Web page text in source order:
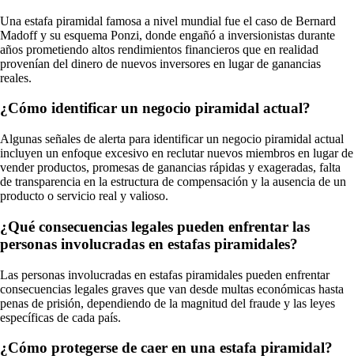
Una estafa piramidal famosa a nivel mundial fue el caso de Bernard
Madoff y su esquema Ponzi, donde engañó a inversionistas durante
años prometiendo altos rendimientos financieros que en realidad
provenían del dinero de nuevos inversores en lugar de ganancias
reales.
¿Cómo identificar un negocio piramidal actual?
Algunas señales de alerta para identificar un negocio piramidal actual
incluyen un enfoque excesivo en reclutar nuevos miembros en lugar de
vender productos, promesas de ganancias rápidas y exageradas, falta
de transparencia en la estructura de compensación y la ausencia de un
producto o servicio real y valioso.
¿Qué consecuencias legales pueden enfrentar las
personas involucradas en estafas piramidales?
Las personas involucradas en estafas piramidales pueden enfrentar
consecuencias legales graves que van desde multas económicas hasta
penas de prisión, dependiendo de la magnitud del fraude y las leyes
específicas de cada país.
¿Cómo protegerse de caer en una estafa piramidal?